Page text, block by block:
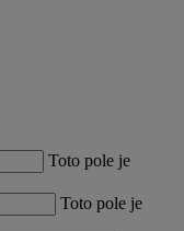
Toto pole je
Toto pole je